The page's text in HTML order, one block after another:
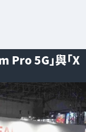
Pro 5G」與「X